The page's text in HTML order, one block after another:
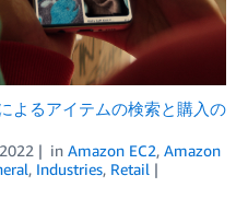
よるアイテムの検索と購入の
in Amazon EC2, Amazon
, Industries, Retail